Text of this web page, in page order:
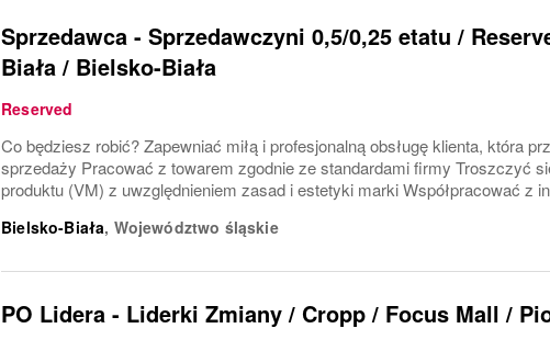
Sprzedawca - Sprzedawczyni 0,5/0,25 etatu /
Biała / Bielsko-Biała
Reserved
Co będziesz robić? Zapewniać miłą i profesjonalną obsługę klienta, która
sprzedaży Pracować z towarem zgodnie ze standardami firmy Troszczyć
produktu (VM) z uwzględnieniem zasad i estetyki marki Współpracować z
Bielsko-Biała, Województwo śląskie
PO Lidera - Liderki Zmiany / Cropp / Focus Mall /